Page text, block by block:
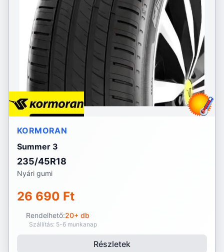
KORMORAN
Summer 3
235/45R18
Nyári gumi
26 690 Ft
Rendelhető:20+ db
Szállítás: 5-6 munkanap
Részletek